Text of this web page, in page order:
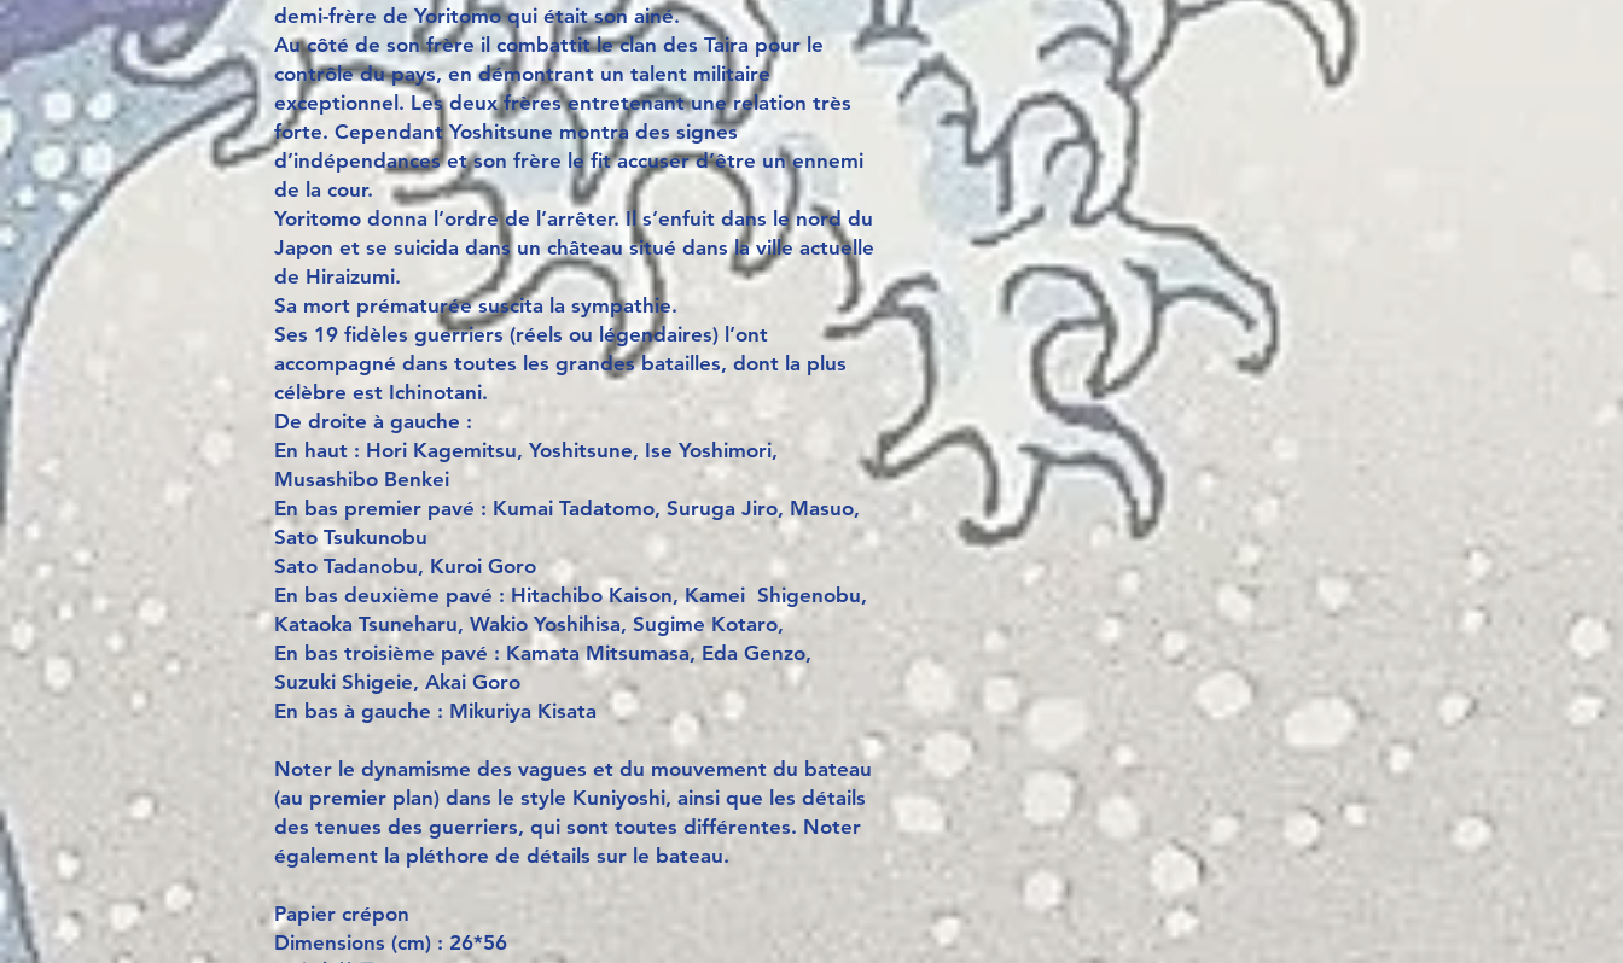
demi-frère de Yoritomo qui était son ainé.
Au côté de son frère il combattit le clan des Taira pour le
contrôle du pays, en démontrant un talent militaire
exceptionnel. Les deux frères entretenant une relation très
forte. Cependant Yoshitsune montra des signes
d’indépendances et son frère le fit accuser d’être un ennemi
de la cour.
Yoritomo donna l’ordre de l’arrêter. Il s’enfuit dans le nord du
Japon et se suicida dans un château situé dans la ville actuelle
de Hiraizumi.
Sa mort prématurée suscita la sympathie.
Ses 19 fidèles guerriers (réels ou légendaires) l’ont
accompagné dans toutes les grandes batailles, dont la plus
célèbre est Ichinotani.
De droite à gauche :
En haut : Hori Kagemitsu, Yoshitsune, Ise Yoshimori,
Musashibo Benkei
En bas premier pavé : Kumai Tadatomo, Suruga Jiro, Masuo,
Sato Tsukunobu
Sato Tadanobu, Kuroi Goro
En bas deuxième pavé : Hitachibo Kaison, Kamei Shigenobu,
Kataoka Tsuneharu, Wakio Yoshihisa, Sugime Kotaro,
En bas troisième pavé : Kamata Mitsumasa, Eda Genzo,
Suzuki Shigeie, Akai Goro
En bas à gauche : Mikuriya Kisata
Noter le dynamisme des vagues et du mouvement du bateau
(au premier plan) dans le style Kuniyoshi, ainsi que les détails
des tenues des guerriers, qui sont toutes différentes. Noter
également la pléthore de détails sur le bateau.
Papier crépon
Dimensions (cm) : 26*56